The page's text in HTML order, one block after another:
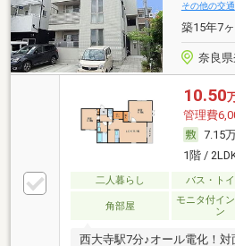
その他の交通
築15年7
奈良
10.50
管理費
7.15
1階 /
二人暮らし バス・ト
角部屋
モニタ付イ
ン
西大寺駅7分♪オール電化！